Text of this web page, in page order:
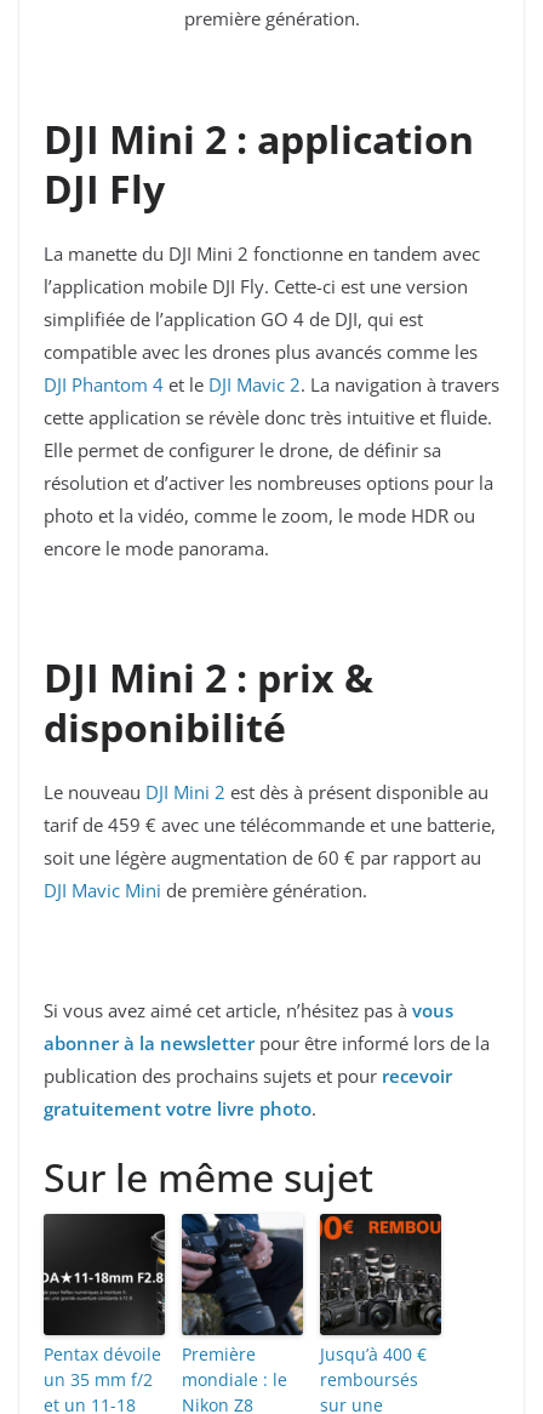
première génération.
DJI Mini 2 : application
DJI Fly
La manette du DJI Mini 2 fonctionne en tandem avec
l’application mobile DJI Fly. Cette-ci est une version
simplifiée de l’application GO 4 de DJI, qui est
compatible avec les drones plus avancés comme les
DJI Phantom 4 et le DJI Mavic 2. La navigation à travers
cette application se révèle donc très intuitive et fluide.
Elle permet de configurer le drone, de définir sa
résolution et d’activer les nombreuses options pour la
photo et la vidéo, comme le zoom, le mode HDR ou
encore le mode panorama.
DJI Mini 2 : prix &
disponibilité
Le nouveau DJI Mini 2 est dès à présent disponible au
tarif de 459 € avec une télécommande et une batterie,
soit une légère augmentation de 60 € par rapport au
DJI Mavic Mini de première génération.
Si vous avez aimé cet article, n’hésitez pas à vous
abonner à la newsletterpour être informé lors de la
publication des prochains sujets et pour recevoir
gratuitement votre livre photo.
Sur le même sujet
Pentax dévoile
un 35 mm f/2
et un 11-18
Première
mondiale : le
Nikon Z8
Jusqu’à 400 €
remboursés
sur une